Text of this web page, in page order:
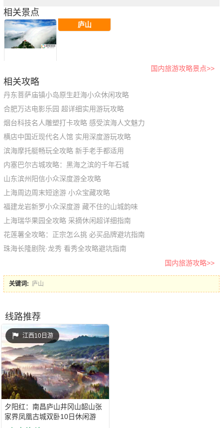
相关景点
庐山
国内旅游攻略景点>>
相关攻略
丹东菩萨庙镇小岛原生赶海小众休闲攻略
合肥万达电影乐园 超详细实用游玩攻略
烟台科技名人雕塑打卡攻略 感受滨海人文魅力
横店中国近现代名人馆 实用深度游玩攻略
滨海摩托艇畅玩全攻略 新手老手都适用
内塞巴尔古城攻略：黑海之滨的千年石城
山东滨州阳信小众深度游全攻略
上海周边周末短途游 小众宝藏攻略
福建龙岩新罗小众深度游 藏不住的山城韵味
上海瑞华果园全攻略 采摘休闲超详细指南
花莲薯全攻略：正宗怎么挑 必买品牌避坑指南
珠海长隆剧院·龙秀 看秀全攻略避坑指南
国内旅游攻略>>
关键词: 庐山
线路推荐
江西10日游
夕阳红：南昌庐山井冈山韶山张
家界凤凰古城双卧10日休闲游